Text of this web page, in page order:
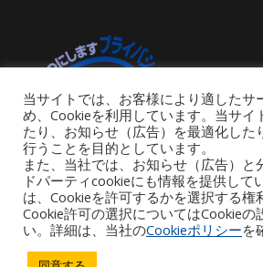
当サイトでは、お客様により適したサ
め、Cookieを利用しています。当サイ
たり、お知らせ（広告）を最適化した
行うことを目的としています。
また、当社では、お知らせ（広告）と
ドパーティcookieにも情報を提供して
は、Cookieを許可するかを選択する権
Cookie許可の選択についてはCookieの
い。詳細は、当社のCookieポリシーを